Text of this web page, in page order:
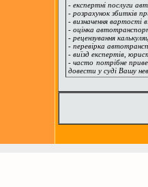
- експертні послуги
- розрахунок збитків
- визначення вартості
- оцінка
- рецензування
- перевірка
- виїзд експертів,
- часто потрібне
довести у суді Вашу